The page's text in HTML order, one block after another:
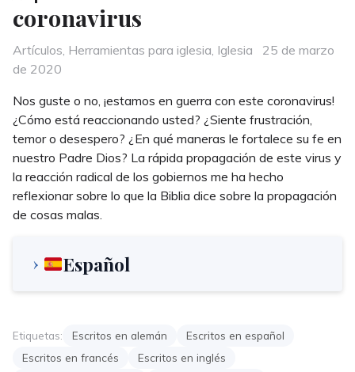
coronavirus
Categories
Artículos, Herramientas para iglesia, Iglesia
Posted
25 de marzo
de 2020
Nos guste o no, ¡estamos en guerra con este coronavirus!
¿Cómo está reaccionando usted? ¿Siente frustración,
temor o desespero? ¿En qué maneras le fortalece su fe en
nuestro Padre Dios? La rápida propagación de este virus y
la reacción radical de los gobiernos me ha hecho
reflexionar sobre lo que la Biblia dice sobre la propagación
de cosas malas.
Español
Etiquetas: Escritos en alemán
Escritos en español
Escritos en francés
Escritos en inglés